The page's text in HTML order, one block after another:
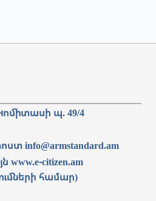
պ. 49/4
info@armstandard.am
www.e-citizen.am
համար)